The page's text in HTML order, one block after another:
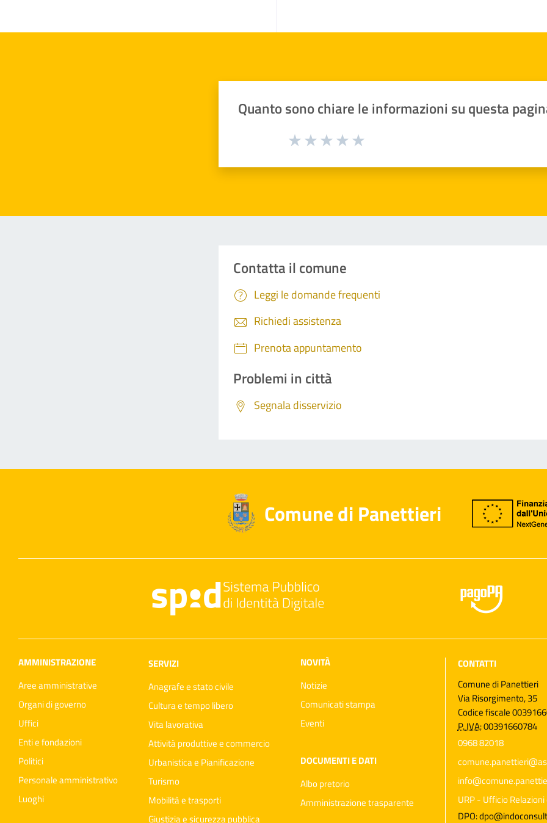
Quanto sono chiare le informazioni su questa
Valuta da 1 a 5 stelle la pagina
Contatta il comune
Leggi le domande frequenti
Richiedi assistenza
Prenota appuntamento
Problemi in città
Segnala disservizio
Comune di Panettieri
AMMINISTRAZIONE
Aree amministrative
Organi di governo
Uffici
Enti e fondazioni
Politici
Personale amministrativo
Luoghi
SERVIZI
Anagrafe e stato civile
Cultura e tempo libero
Vita lavorativa
Attività produttive e commercio
Urbanistica e Pianificazione
Turismo
Mobilità e trasporti
Giustizia e sicurezza pubblica
NOVITÀ
Notizie
Comunicati stampa
Eventi
DOCUMENTI E DATI
Albo pretorio
Amministrazione trasparente
CONTATTI
Comune di Panettieri
Via Risorgimento, 35
Codice fiscale
P. IVA:00391660784
0968 82018
URP - Ufficio
DPO: